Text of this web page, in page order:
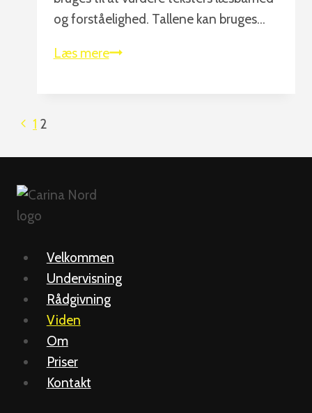
og forståelighed. Tallene kan bruges…
Læs mereLix
guide
Side
navigation
Forrige
1 2
Velkommen
Undervisning
Rådgivning
Viden
Om
Priser
Kontakt